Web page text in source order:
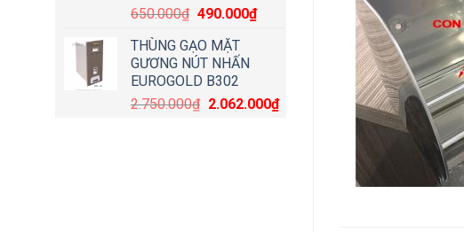
650.000₫ 490.000₫
THÙNG GẠO MẶT
GƯƠNG NÚT NHẤN
EUROGOLD B302
2.750.000₫ 2.062.000₫